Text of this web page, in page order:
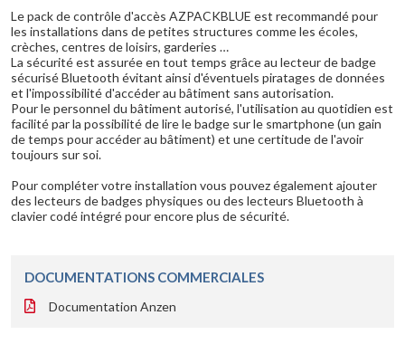
Le pack de contrôle d'accès AZPACKBLUE est recommandé pour
les installations dans de petites structures comme les écoles,
crèches, centres de loisirs, garderies …
La sécurité est assurée en tout temps grâce au lecteur de badge
sécurisé Bluetooth évitant ainsi d'éventuels piratages de données
et l'impossibilité d'accéder au bâtiment sans autorisation.
Pour le personnel du bâtiment autorisé, l'utilisation au quotidien est
facilité par la possibilité de lire le badge sur le smartphone (un gain
de temps pour accéder au bâtiment) et une certitude de l'avoir
toujours sur soi.
Pour compléter votre installation vous pouvez également ajouter
des lecteurs de badges physiques ou des lecteurs Bluetooth à
clavier codé intégré pour encore plus de sécurité.
DOCUMENTATIONS COMMERCIALES
Documentation Anzen